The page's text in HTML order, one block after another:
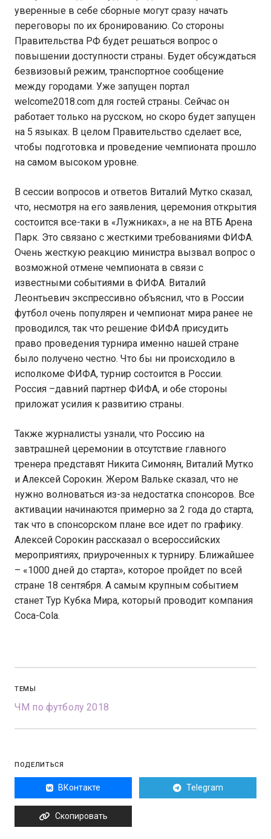
уверенные в себе сборные могут сразу начать
переговоры по их бронированию. Со стороны
Правительства РФ будет решаться вопрос о
повышении доступности страны. Будет обсуждаться
безвизовый режим, транспортное сообщение
между городами. Уже запущен портал
welcome2018.com для гостей страны. Сейчас он
работает только на русском, но скоро будет запущен
на 5 языках. В целом Правительство сделает все,
чтобы подготовка и проведение чемпионата прошло
на самом высоком уровне.
В сессии вопросов и ответов Виталий Мутко сказал,
что, несмотря на его заявления, церемония открытия
состоится все-таки в «Лужниках», а не на ВТБ Арена
Парк. Это связано с жесткими требованиями ФИФА.
Очень жесткую реакцию министра вызвал вопрос о
возможной отмене чемпионата в связи с
известными событиями в ФИФА. Виталий
Леонтьевич экспрессивно объяснил, что в России
футбол очень популярен и чемпионат мира ранее не
проводился, так что решение ФИФА присудить
право проведения турнира именно нашей стране
было получено честно. Что бы ни происходило в
исполкоме ФИФА, турнир состоится в России.
Россия –давний партнер ФИФА, и обе стороны
приложат усилия к развитию страны.
Также журналисты узнали, что Россию на
завтрашней церемонии в отсутствие главного
тренера представят Никита Симонян, Виталий Мутко
и Алексей Сорокин. Жером Вальке сказал, что не
нужно волноваться из-за недостатка спонсоров. Все
активации начинаются примерно за 2 года до старта,
так что в спонсорском плане все идет по графику.
Алексей Сорокин рассказал о всероссийских
мероприятиях, приуроченных к турниру. Ближайшее
– «1000 дней до старта», которое пройдет по всей
стране 18 сентября. А самым крупным событием
станет Тур Кубка Мира, который проводит компания
Coca-Cola.
ТЕМЫ
ЧМ по футболу 2018
ПОДЕЛИТЬСЯ
ВКонтакте Telegram
Скопировать